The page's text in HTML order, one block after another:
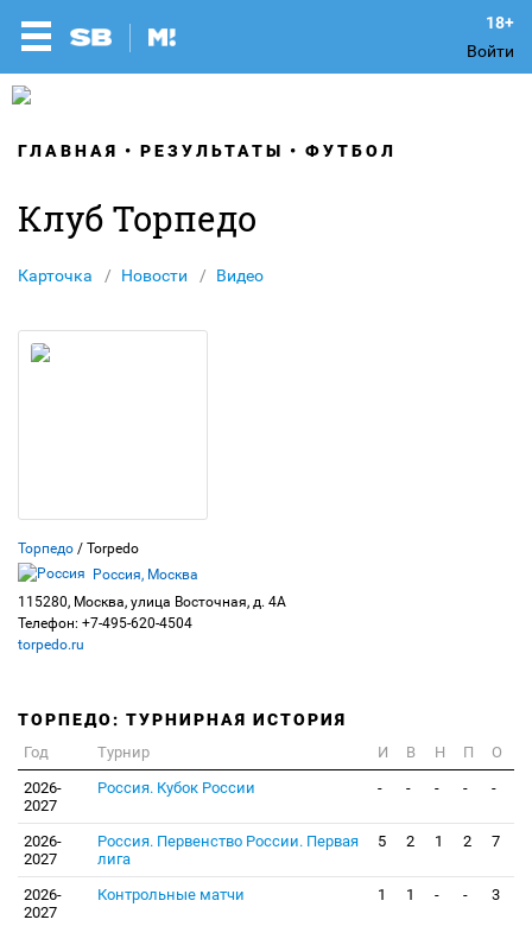
Войти
ГЛАВНАЯ РЕЗУЛЬТАТЫ ФУТБОЛ
Клуб Торпедо
Карточка Новости Видео
Торпедо / Torpedo
Россия, Москва
115280, Москва, улица Восточная, д. 4А
Телефон: +7-495-620-4504
torpedo.ru
ТОРПЕДО: ТУРНИРНАЯ ИСТОРИЯ
Год Турнир И В Н П
О
2026-
2027
Россия. Кубок России - - - - -
2026-
2027
Россия. Первенство России. Первая
лига
5 2 1 2 7
2026-
2027
Контрольные матчи 1 1 - - 3